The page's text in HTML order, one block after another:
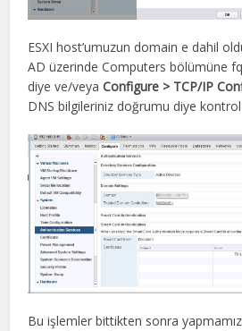
ESXI host’umuzun domain e dahil
AD üzerinde Computers bölümüne
diye ve/veyaConfigure > TCP/IP
DNS bilgileriniz doğrumu diye
Bu işlemler bittikten sonra